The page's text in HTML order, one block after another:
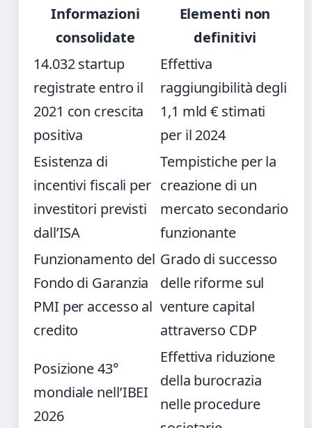
Informazioni
consolidate
Elementi non
definitivi
14.032 startup
registrate entro il
2021 con crescita
positiva
Effettiva
raggiungibilità degli
1,1 mld € stimati
per il 2024
Esistenza di
incentivi fiscali per
investitori previsti
dall’ISA
Tempistiche per la
creazione di un
mercato secondario
funzionante
Funzionamento del
Fondo di Garanzia
PMI per accesso al
credito
Grado di successo
delle riforme sul
venture capital
attraverso CDP
Posizione 43°
mondiale nell’IBEI
2026
Effettiva riduzione
della burocrazia
nelle procedure